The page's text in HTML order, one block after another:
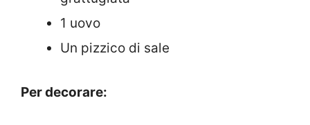
1 uovo
Un pizzico di sale
Per decorare: